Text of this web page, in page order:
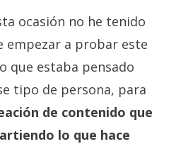
ocasión no he tenido
empezar a probar este
que estaba pensado
tipo de persona, para
de contenido que
lo que hace